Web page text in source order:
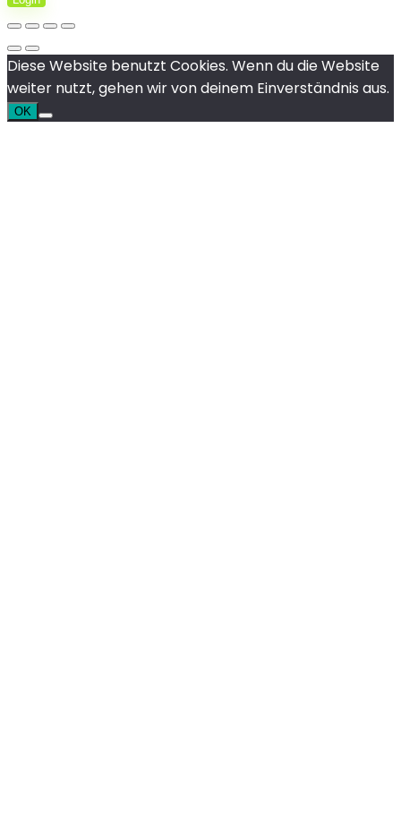
Diese Website benutzt Cookies. Wenn du die Website
weiter nutzt, gehen wir von deinem Einverständnis aus.
OK